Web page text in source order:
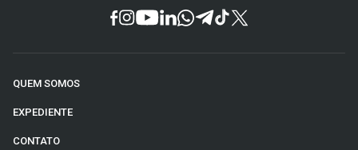
QUEM SOMOS
EXPEDIENTE
CONTATO